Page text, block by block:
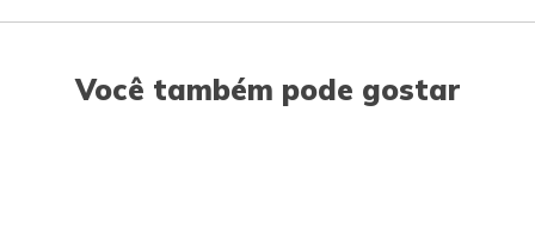
Você também pode gostar